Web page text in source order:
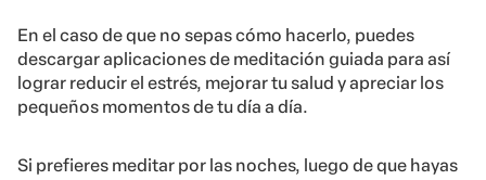
En el caso de que no sepas cómo hacerlo, puedes
descargar aplicaciones de meditación guiada para así
lograr reducir el estrés, mejorar tu salud y apreciar los
pequeños momentos de tu día a día.
Si prefieres meditar por las noches, luego de que hayas